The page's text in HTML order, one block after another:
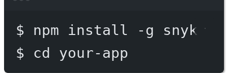
$ npm install -g
snyk
$
cd your-app